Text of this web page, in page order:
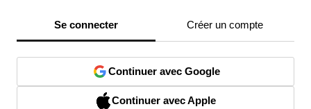
Se connecter Créer un compte
Continuer avec Google
Continuer avec Apple